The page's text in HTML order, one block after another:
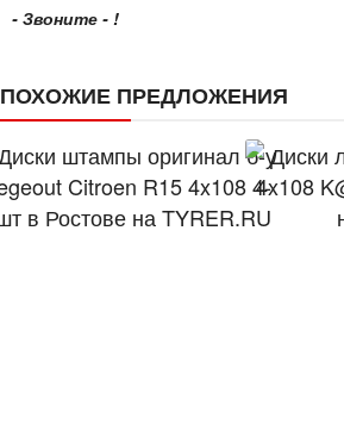
- Звоните - !
ПОХОЖИЕ ПРЕДЛОЖЕНИЯ